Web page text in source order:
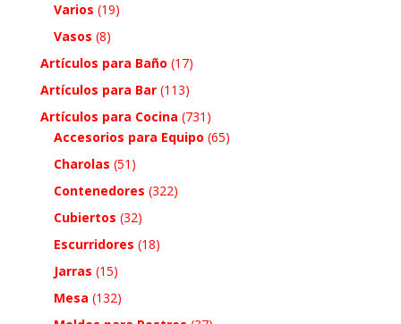
Varios (19)
Vasos (8)
Artículos para Baño (17)
Artículos para Bar (113)
Artículos para Cocina (731)
Accesorios para Equipo (65)
Charolas (51)
Contenedores (322)
Cubiertos (32)
Escurridores (18)
Jarras (15)
Mesa (132)